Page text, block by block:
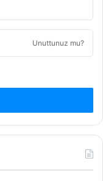
Unuttunuz mu?